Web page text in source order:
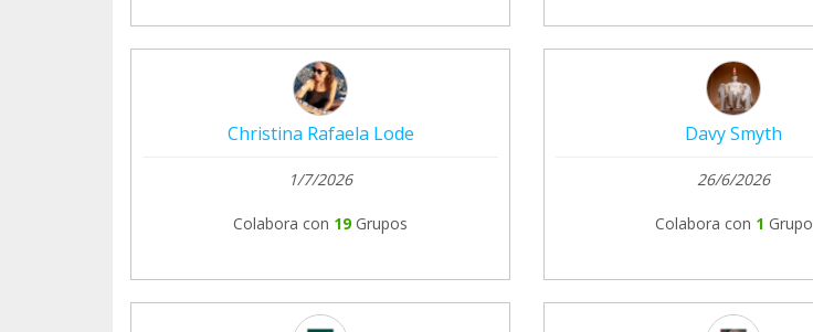
Christina Rafaela Lode
1/7/2026
Colabora con 19 Grupos
Davy Smyth
26/6/2026
Colabora con 1 Grupo